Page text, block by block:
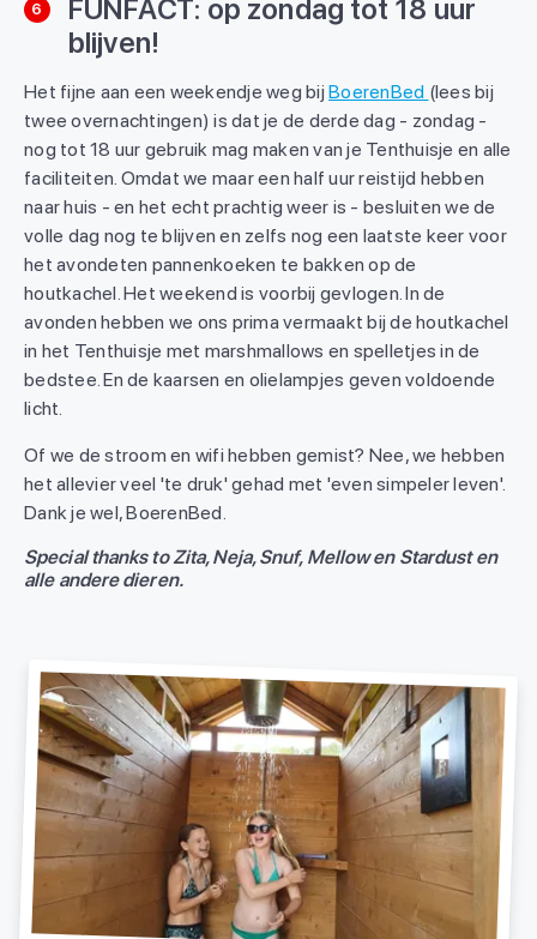
6
FUNFACT: op zondag tot 18 uur
blijven!
Het fijne aan een weekendje weg bij BoerenBed (lees bij
twee overnachtingen) is dat je de derde dag - zondag -
nog tot 18 uur gebruik mag maken van je Tenthuisje en alle
faciliteiten. Omdat we maar een half uur reistijd hebben
naar huis - en het echt prachtig weer is - besluiten we de
volle dag nog te blijven en zelfs nog een laatste keer voor
het avondeten pannenkoeken te bakken op de
houtkachel. Het weekend is voorbij gevlogen. In de
avonden hebben we ons prima vermaakt bij de houtkachel
in het Tenthuisje met marshmallows en spelletjes in de
bedstee. En de kaarsen en olielampjes geven voldoende
licht.
Of we de stroom en wifi hebben gemist? Nee, we hebben
het allevier veel 'te druk' gehad met 'even simpeler leven'.
Dank je wel, BoerenBed.
Special thanks to Zita, Neja, Snuf, Mellow en Stardust en
alle andere dieren.